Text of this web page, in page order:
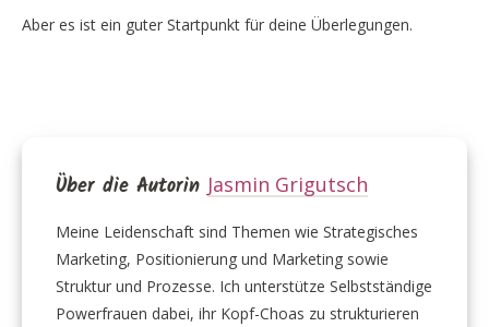
Aber es ist ein guter Startpunkt für deine Überlegungen.
Über die AutorinJasmin Grigutsch
Meine Leidenschaft sind Themen wie Strategisches
Marketing, Positionierung und Marketing sowie
Struktur und Prozesse. Ich unterstütze Selbstständige
Powerfrauen dabei, ihr Kopf-Choas zu strukturieren